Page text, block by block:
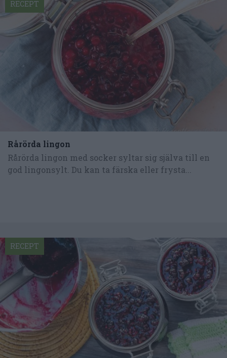
Rårörda lingon
Rårörda lingon med socker syltar sig själva till en
god lingonsylt. Du kan ta färska eller frysta...
RECEPT
RECEPT